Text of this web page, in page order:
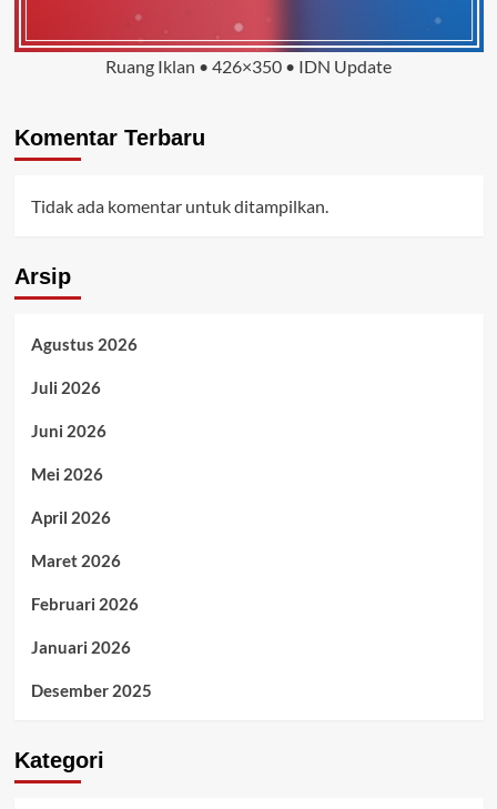
Ruang Iklan • 426×350 • IDN Update
Komentar Terbaru
Tidak ada komentar untuk ditampilkan.
Arsip
Agustus 2026
Juli 2026
Juni 2026
Mei 2026
April 2026
Maret 2026
Februari 2026
Januari 2026
Desember 2025
Kategori